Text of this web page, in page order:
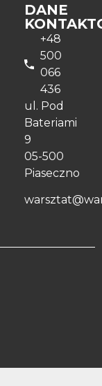
DANE
+48
500
066
436
ul. Pod
Bateriami
9
05-500
Piaseczno